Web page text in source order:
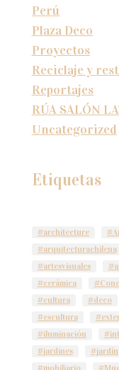
Perú
Plaza Deco
Proyectos
Reciclaje y
Reportajes
RÚA SALÓN
Uncategorized
Etiquetas
#architecture
#arquitecturachilena
#artesvisuales
#cerámica
#cultura
#deco
#escultura
#iluminación
#jardines
#jardín